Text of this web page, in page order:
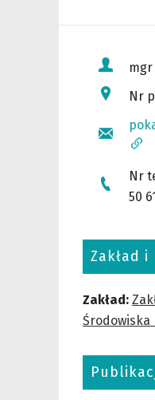
mgr
Nr
Nr
50
Zakład
Zakład:
Środowiska